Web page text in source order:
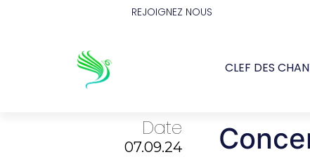
REJOIGNEZ NOUS
CLEF DES
Date
07.09.24